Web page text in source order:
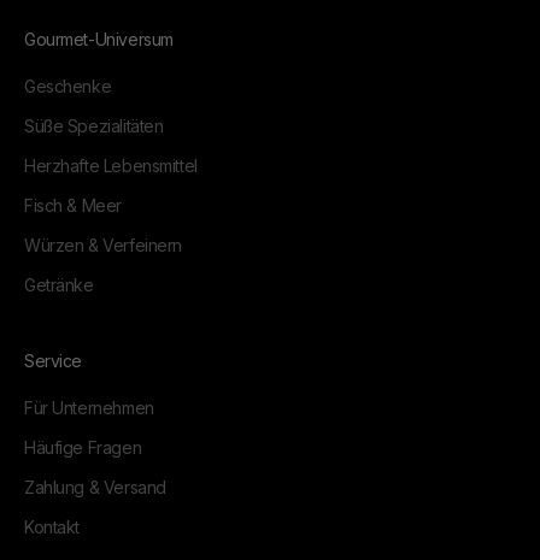
Gourmet-Universum
Geschenke
Süße Spezialitäten
Herzhafte Lebensmittel
Fisch & Meer
Würzen & Verfeinern
Getränke
Service
Für Unternehmen
Häufige Fragen
Zahlung & Versand
Kontakt